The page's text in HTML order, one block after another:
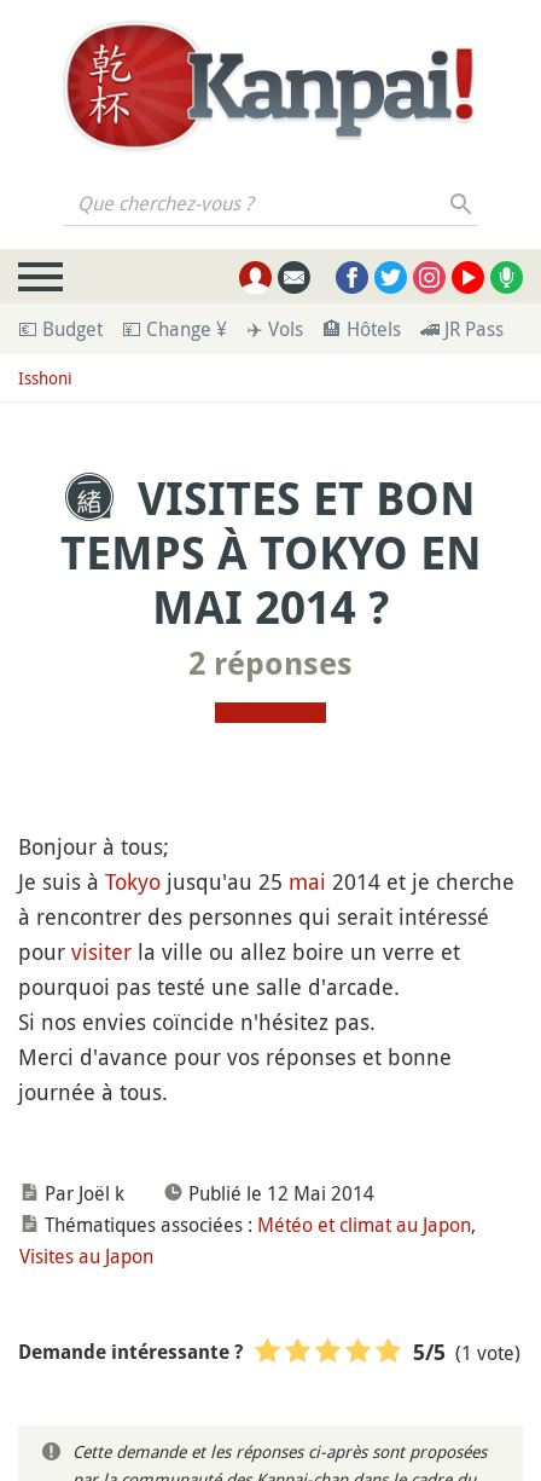
Que cherchez-vous ?
💶 Budget 💴 Change ¥ ✈️ Vols 🏨 Hôtels 🚄 JR Pass
Isshoni
VISITES ET BON
TEMPS À TOKYO EN
MAI 2014 ?
2 réponses
Bonjour à tous;
Je suis à Tokyo jusqu'au 25 mai 2014 et je cherche
à rencontrer des personnes qui serait intéressé
pour visiter la ville ou allez boire un verre et
pourquoi pas testé une salle d'arcade.
Si nos envies coïncide n'hésitez pas.
Merci d'avance pour vos réponses et bonne
journée à tous.
Par Joël k
Publié le 12 Mai 2014
Thématiques associées : Météo et climat au Japon,
Visites au Japon
Demande intéressante ? 5/5 (1 vote)
Cette demande et les réponses ci-après sont proposées